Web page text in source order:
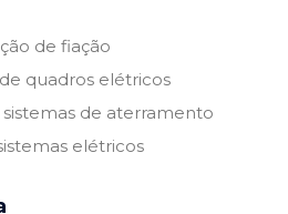
de fiação
quadros elétricos
sistemas de aterramento
elétricos